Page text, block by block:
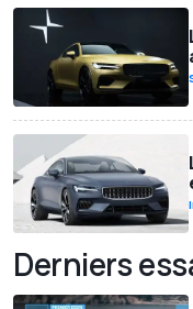
Derniers